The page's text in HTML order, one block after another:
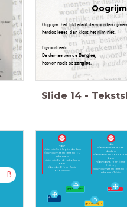
Oogrijm
Oogrijm: het lijkt alsof de woorden
hardop leest, dan klopt het rijm niet.
Bijvoorbeeld:
De dames van deBangles,
hoeven nooit opzangles.
Slide 14 -
B
A.
<div>
</div><div>Sint liep te denken
</div><div>Wat moest hij jou
schenken
</div><div>Een boek of een
bon
</div><div>Of een flesje
lotion?</div>
B.
<div>
</div><div>Sint liep te
denken,
</div><div>Een boek of
bon
</div><div>Of een flesje
lotion,
</div><div>Wat moest hij
schenken?</div>
gepaard rijm
gekruist rijm
abab
abba